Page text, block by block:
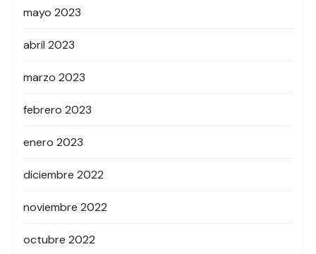
mayo 2023
abril 2023
marzo 2023
febrero 2023
enero 2023
diciembre 2022
noviembre 2022
octubre 2022